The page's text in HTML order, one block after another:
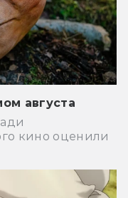
августа
кино оценили